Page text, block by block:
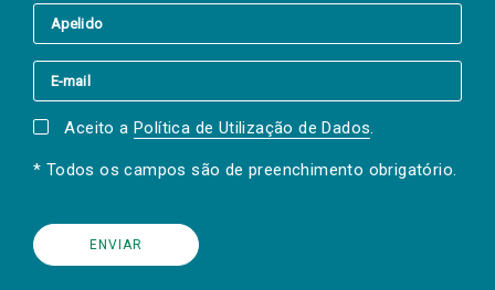
Aceito a Política de Utilização de Dados.
* Todos os campos são de preenchimento obrigatório.